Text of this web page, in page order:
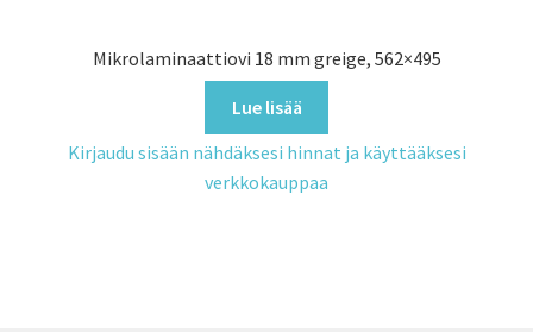
Mikrolaminaattiovi 18 mm greige, 562×495
Lue lisää
Kirjaudu sisään nähdäksesi hinnat ja käyttääksesi
verkkokauppaa